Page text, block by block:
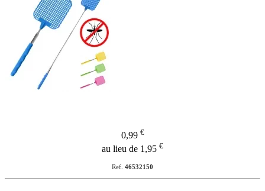
0,99 €
au lieu de 1,95 €
Ref. 46532150